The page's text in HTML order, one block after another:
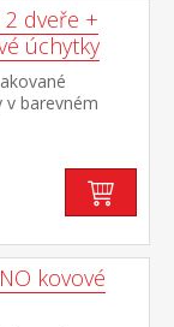
dveře +
úchytky
v barevném
prosklená
8062K
kovové